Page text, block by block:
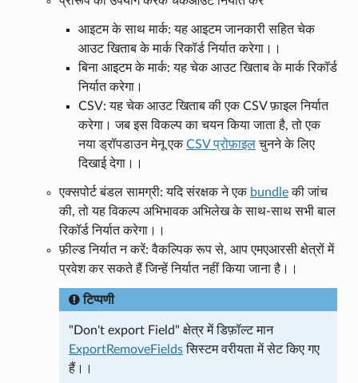
आइटम के साथ मार्क: यह आइटम जानकारी सहित चेक
आउट खिताब के मार्क रिकॉर्ड निर्यात करेगा।।
बिना आइटम के मार्क: यह चेक आउट खिताब के मार्क रिकॉर्ड
निर्यात करेगा।
CSV: यह चेक आउट खिताब की एक CSV फ़ाइल निर्यात
करेगा। जब इस विकल्प का चयन किया जाता है, तो एक
नया ड्रॉपडाउन मेनू एकCSV प्रोफ़ाइलचुनने के लिए
दिखाई देगा।।
एक्सपोर्ट बंडल सामग्री: यदि संरक्षक ने एक bundleकी जांच
की, तो यह विकल्प अभिभावक अभिलेख के साथ-साथ सभी बाल
रिकॉर्ड निर्यात करेगा।।
फ़ील्ड निर्यात न करें: वैकल्पिक रूप से, आप एमएआरसी क्षेत्रों में
प्रवेश कर सकते हैं जिन्हें निर्यात नहीं किया जाना है।।
टिप्पणी
"Don't export Field" क्षेत्र में डिफ़ॉल्ट मान
ExportRemoveFieldsसिस्टम वरीयता में सेट किए गए
हैं।।